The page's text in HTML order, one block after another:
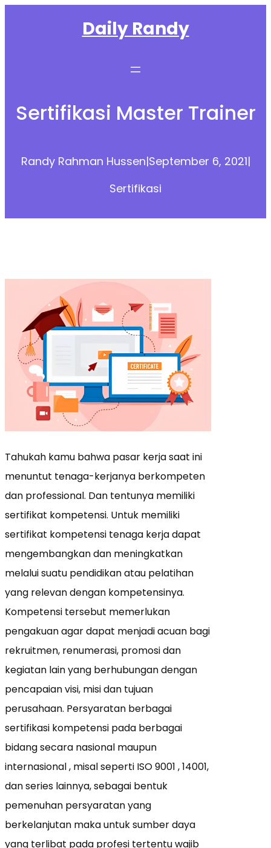
Daily Randy
Sertifikasi Master Trainer
Randy Rahman Hussen|September 6, 2021|
Sertifikasi
Tahukah kamu bahwa pasar kerja saat ini
menuntut tenaga-kerjanya berkompeten
dan professional. Dan tentunya memiliki
sertifikat kompetensi. Untuk memiliki
sertifikat kompetensi tenaga kerja dapat
mengembangkan dan meningkatkan
melalui suatu pendidikan atau pelatihan
yang relevan dengan kompetensinya.
Kompetensi tersebut memerlukan
pengakuan agar dapat menjadi acuan bagi
rekruitmen, renumerasi, promosi dan
kegiatan lain yang berhubungan dengan
pencapaian visi, misi dan tujuan
perusahaan. Persyaratan berbagai
sertifikasi kompetensi pada berbagai
bidang secara nasional maupun
internasional , misal seperti ISO 9001 , 14001,
dan series lainnya, sebagai bentuk
pemenuhan persyaratan yang
berkelanjutan maka untuk sumber daya
yang terlibat pada profesi tertentu wajib